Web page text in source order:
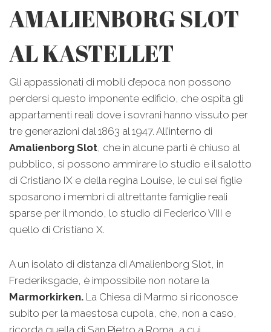
AMALIENBORG SLOT
AL KASTELLET
Gli appassionati di mobili d’epoca non possono
perdersi questo imponente edificio, che ospita gli
appartamenti reali dove i sovrani hanno vissuto per
tre generazioni dal 1863 al 1947. All’interno di
Amalienborg Slot, che in alcune parti è chiuso al
pubblico, si possono ammirare lo studio e il salotto
di Cristiano IX e della regina Louise, le cui sei figlie
sposarono i membri di altrettante famiglie reali
sparse per il mondo, lo studio di Federico VIII e
quello di Cristiano X.
A un isolato di distanza di Amalienborg Slot, in
Frederiksgade, è impossibile non notare la
Marmorkirken. La Chiesa di Marmo si riconosce
subito per la maestosa cupola, che, non a caso,